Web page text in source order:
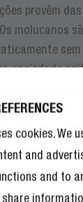
cookies. We
and
and to
provêm
molucanos
sociedade
da sua
molucana.